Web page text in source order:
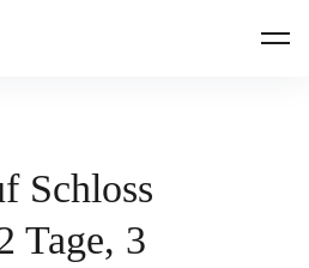
Schloss
Tage, 3